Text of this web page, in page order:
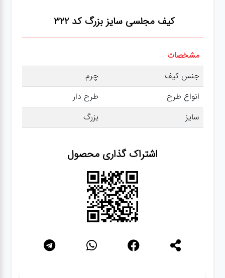
کیف مجلسی سایز بزرگ کد 322
مشخصات
جنس کیف
چرم
انواع طرح
طرح دار
سایز
بزرگ
اشتراک گذاری محصول